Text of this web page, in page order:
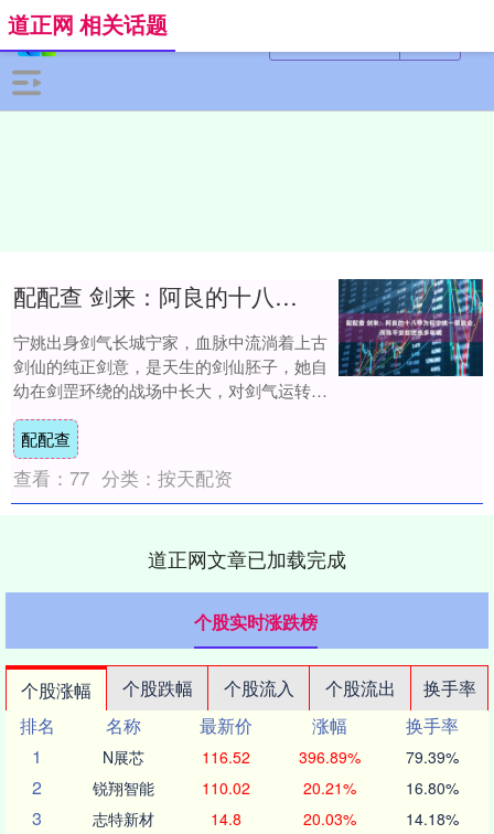
道正网 相关话题
配配查 剑来：阿良的十八停为何宁姚一眼就会，而陈平安却苦练多年呢
宁姚出身剑气长城宁家，血脉中流淌着上古
剑仙的纯正剑意，是天生的剑仙胚子，她自
幼在剑罡环绕的战场中长大，对剑气运转与
窍穴串联有着本能的感知，阿良演示时她一
眼便看穿....
配配查
查看： 77 分类： 按天配资
道正网文章已加载完成
个股实时涨跌榜
个股涨幅 个股跌幅 个股流入 个股流出
换手率
排名
名称 最新价 涨幅
换手率
1
N展芯 116.52 396.89% 79.39%
2 锐翔智能 110.02 20.21% 16.80%
3 志特新材 14.8 20.03% 14.18%